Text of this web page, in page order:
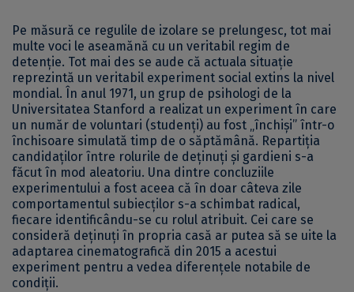
Pe măsură ce regulile de izolare se prelungesc, tot mai
multe voci le aseamănă cu un veritabil regim de
detenție. Tot mai des se aude că actuala situație
reprezintă un veritabil experiment social extins la nivel
mondial. În anul 1971, un grup de psihologi de la
Universitatea Stanford a realizat un experiment în care
un număr de voluntari (studenți) au fost „închiși” într-o
închisoare simulată timp de o săptămână. Repartiția
candidaților între rolurile de deținuți și gardieni s-a
făcut în mod aleatoriu. Una dintre concluziile
experimentului a fost aceea că în doar câteva zile
comportamentul subiecților s-a schimbat radical,
fiecare identificându-se cu rolul atribuit. Cei care se
consideră deținuți în propria casă ar putea să se uite la
adaptarea cinematografică din 2015 a acestui
experiment pentru a vedea diferențele notabile de
condiții.